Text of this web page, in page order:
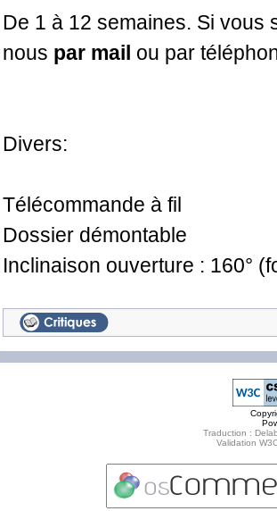
De 1 à 12 semaines. Si vous
nous par mail ou par
Divers:
Télécommande à fil
Dossier démontable
Inclinaison ouverture : 160°
Traduction :
Validation